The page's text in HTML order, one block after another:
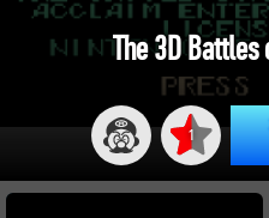
The 3D Battles
1